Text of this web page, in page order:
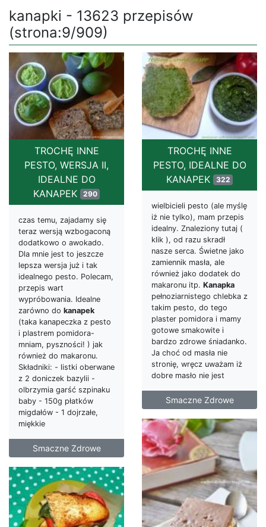
kanapki - 13623 przepisów
(strona:9/909)
TROCHĘ INNE
PESTO, WERSJA II,
IDEALNE DO
KANAPEK
290
czas temu, zajadamy się
teraz wersją wzbogaconą
dodatkowo o awokado.
Dla mnie jest to jeszcze
lepsza wersja już i tak
idealnego pesto. Polecam,
przepis wart
wypróbowania. Idealne
zarówno do kanapek
(taka kanapeczka z pesto
i plastrem pomidora-
mniam, pyszności! ) jak
również do makaronu.
Składniki: - listki oberwane
z 2 doniczek bazylii -
olbrzymia garść szpinaku
baby - 150g płatków
migdałów - 1 dojrzałe,
miękkie
Smaczne Zdrowe
TROCHĘ INNE
PESTO, IDEALNE DO
KANAPEK
322
wielbicieli pesto (ale myślę
iż nie tylko), mam przepis
idealny. Znaleziony tutaj (
klik ), od razu skradł
nasze serca. Świetne jako
zamiennik masła, ale
również jako dodatek do
makaronu itp. Kanapka
pełnoziarnistego chlebka z
takim pesto, do tego
plaster pomidora i mamy
gotowe smakowite i
bardzo zdrowe śniadanko.
Ja choć od masła nie
stronię, wręcz uważam iż
dobre masło nie jest
Smaczne Zdrowe